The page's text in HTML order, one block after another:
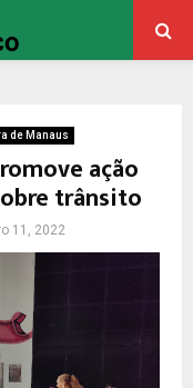
de Manaus
ação
trânsito
11, 2022